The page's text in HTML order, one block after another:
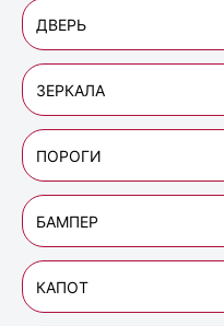
ДВЕРЬ
ЗЕРКАЛА
ПОРОГИ
БАМПЕР
КАПОТ